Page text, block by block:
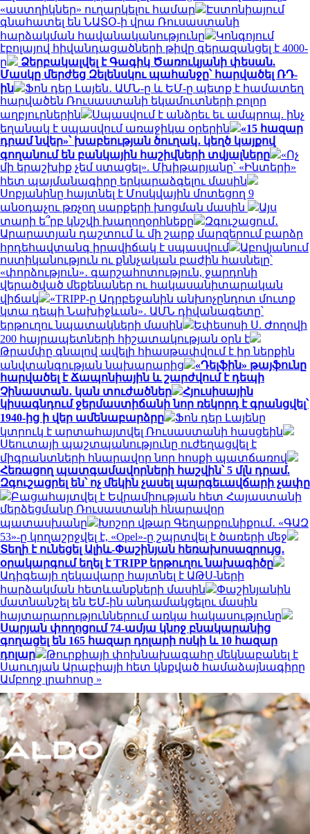
«աստղիկներ» ուղարկելու համար
Էստոնիայում
գնահատել են ՆԱՏՕ-ի վրա Ռուսաստանի
հարձակման հավանականությունը
Կոնգոյում
էբոլայով հիվանդացածների թիվը գերազանցել է 4000-
ը
Ձերբակալվել է Գագիկ Ծառուկյանի փեսան.
Մասկը մերժեց Զելենսկու պահանջը՝ հարվածել ՌԴ-
ին
Ֆոն դեր Լայեն․ ԱՄՆ-ը և ԵՄ-ը պետք է համատեղ
հարվածեն Ռուսաստանի եկամուտների բոլոր
աղբյուրներին
Սպասվում է անձրեւ եւ ամպրոպ. ինչ
եղանակ է սպասվում առաջիկա օրերին
«15 հազար
դրամ նվեր»՝ խաբեության ծուղակ․ կեղծ կայքով
գողանում են բանկային հաշիվների տվյալները
«Ոչ
մի երաշխիք չեմ ստացել». Մխիթարյանը՝ «Ինտերի»
հետ պայմանագիրը երկարաձգելու մասին
Սոբյանինը հայտնել է Մոսկվային մոտեցող 9
անօդաչու թռչող սարքերի խոցման մասին
Այս
տարի ե՞րբ կնշվի խաղողօրհնեքը
Զգուշացում․
Արարատյան դաշտում և մի շարք մարզերում բարձր
հրդեհավտանգ իրավիճակ է սպասվում
Աբովյանում
ոստիկանություն ու քննչական բաժին հասնելը՝
«փորձություն»․ գարշահոտություն, ջարդոնի
վերածված մեքենաներ ու հակասանիտարական
վիճակ
«TRIPP-ը Ադրբեջանին անխոչընդոտ մուտք
կտա դեպի Նախիջևան»․ ԱՄՆ դիվանագետը՝
երթուղու նպատակների մասին
Եփեսոսի Ս. Ժողովի
200 հայրապետների հիշատակության օրն է
Թրամփը գնալով ավելի հիասթափվում է իր ներքին
անվտանգության նախարարից
«Դելֆին» թայֆունը
հարվածել է Ճապոնիային և շարժվում է դեպի
Չինաստան․ կան տուժածներ
Հյուսիսային
կիսագնդում ջերմաստիճանի նոր ռեկորդ է գրանցվել՝
1940-ից ի վեր ամենաբարձրը
Ֆոն դեր Լայենը
կտրուկ է արտահայտվել Ռուսաստանի հասցեին
Սեուտայի ​​պաշտպանությունը ուժեղացվել է
միգրանտների հնարավոր նոր հոսքի պատճառով
Հեռացող պատգամավորների հաշվին՝ 5 մլն դրամ.
Զգուշացրել են՝ ոչ մեկին չասել պարգեւավճարի չափը
Բացահայտվել է Եվրամիության հետ Հայաստանի
մերձեցմանը Ռուսաստանի հնարավոր
պատասխանը
Խոշոր վթար Գեղարքունիքում․ «ԳԱԶ
53»-ը կողաշրջվել է, «Opel»-ը շպրտվել է ծառերի մեջ
Տեղի է ունեցել Ալիև-Փաշինյան հեռախոսազրույց․
օրակարգում եղել է TRIPP երթուղու նախագիծը
Ադիգեայի ղեկավարը հայտնել է ԱԹՍ-ների
հարձակման հետևանքների մասին
Փաշինյանին
մատնանշել են ԵՄ-ին անդամակցելու մասին
հայտարարություններում առկա հակասությունը
Սարյան փողոցում 74-ամյա կնոջ բնակարանից
գողացել են 165 հազար դոլարի ոսկի և 10 հազար
դոլար
Թուրքիայի փոխնախագահը մեկնաբանել է
Սաուդյան Արաբիայի հետ կնքված համաձայնագիրը
Ամբողջ լրահոսը »